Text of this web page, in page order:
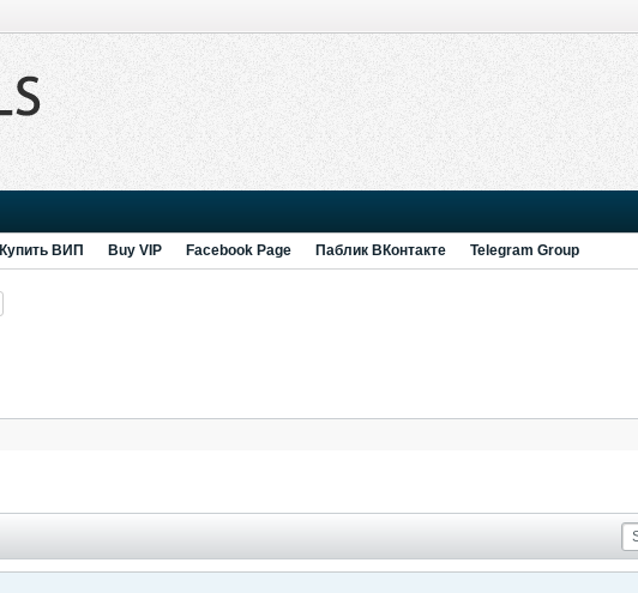
Купить ВИП Buy VIP Facebook Page Паблик ВКонтакте Telegram Group